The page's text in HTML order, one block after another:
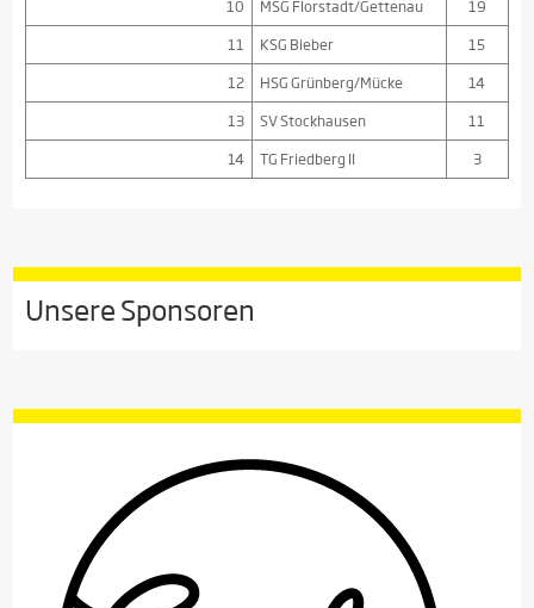
10
MSG Florstadt/Gettenau
19
11
KSG Bieber
15
12
HSG Grünberg/Mücke
14
13
SV Stockhausen
11
14
TG Friedberg II 3
Unsere Sponsoren